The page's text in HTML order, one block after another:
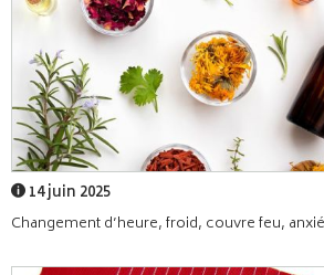
14 juin 2025
Changement d’heure, froid, couvre feu,